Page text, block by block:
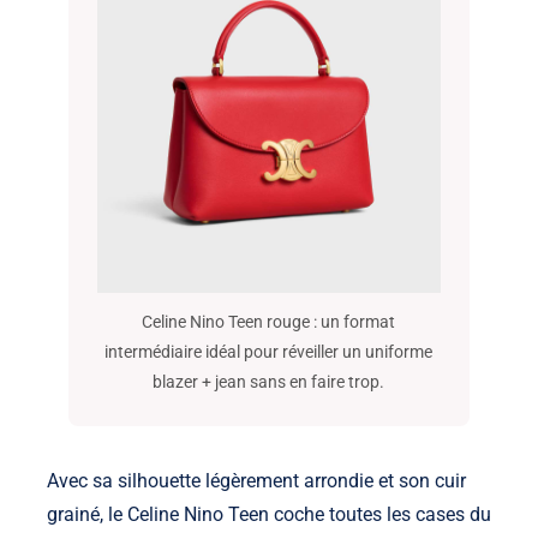
Celine Nino Teen rouge : un format
intermédiaire idéal pour réveiller un uniforme
blazer + jean sans en faire trop.
Avec sa silhouette légèrement arrondie et son cuir
grainé, le Celine Nino Teen coche toutes les cases du